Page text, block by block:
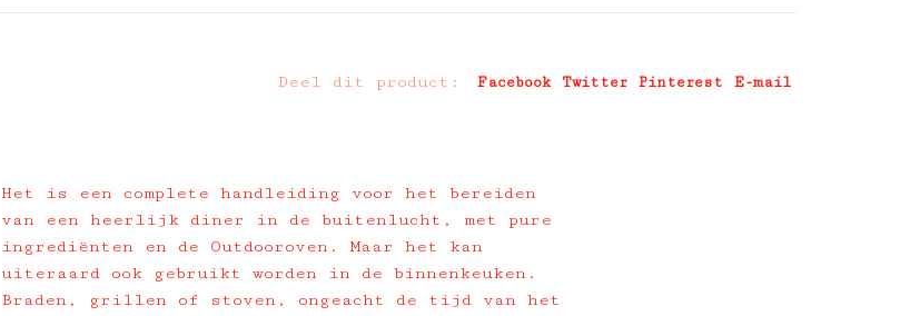
Deel dit product: Facebook Twitter Pinterest E-mail
Het is een complete handleiding voor het bereiden
van een heerlijk diner in de buitenlucht, met pure
ingrediënten en de Outdooroven. Maar het kan
uiteraard ook gebruikt worden in de binnenkeuken.
Braden, grillen of stoven, ongeacht de tijd van het